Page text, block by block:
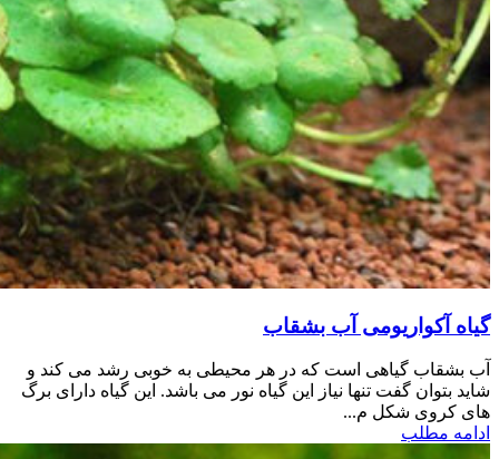
گیاه آکواریومی آب بشقاب
آب بشقاب گیاهی است که در هر محیطی به خوبی رشد می کند و
شاید بتوان گفت تنها نیاز این گیاه نور می باشد. این گیاه دارای برگ
های کروی شکل م...
ادامه مطلب